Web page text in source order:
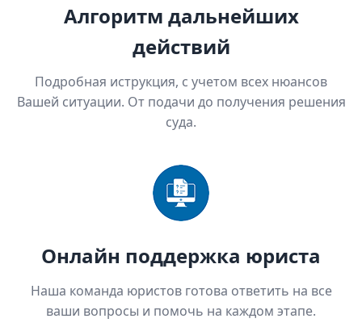
Алгоритм дальнейших
действий
Подробная иструкция, с учетом всех нюансов
Вашей ситуации. От подачи до получения решения
суда.
Онлайн поддержка юриста
Наша команда юристов готова ответить на все
ваши вопросы и помочь на каждом этапе.